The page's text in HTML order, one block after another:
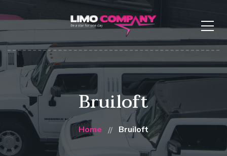
Bruiloft
Home Bruiloft